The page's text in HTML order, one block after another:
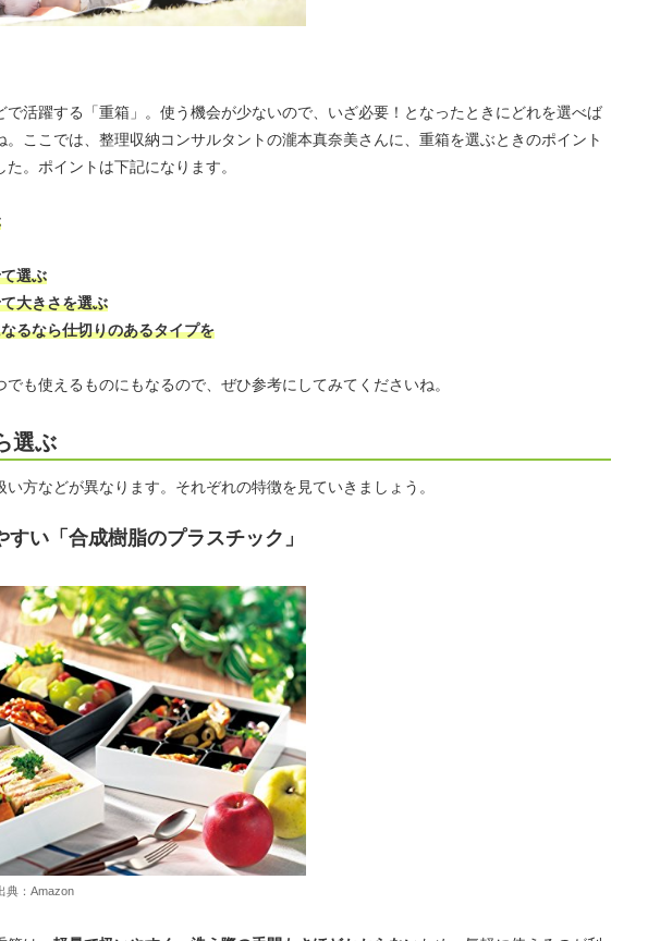
で活躍する「重箱」。使う機会が少ないので、いざ必要！となったときにどれを選べば
。ここでは、整理収納コンサルタントの瀧本真奈美さんに、重箱を選ぶときのポイント
。ポイントは下記になります。
選ぶ
大きさを選ぶ
るなら仕切りのあるタイプを
も使えるものにもなるので、ぜひ参考にしてみてくださいね。
選ぶ
方などが異なります。それぞれの特徴を見ていきましょう。
すい「合成樹脂のプラスチック」
典：Amazon